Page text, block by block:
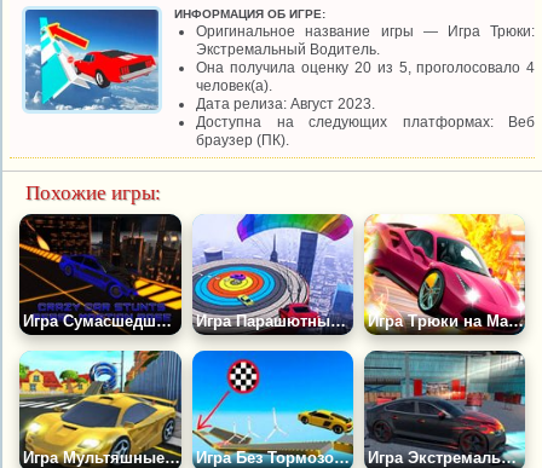
ИНФОРМАЦИЯ ОБ ИГРЕ:
Оригинальное название игры — Игра Трюки:
Экстремальный Водитель.
Она получила оценку 20 из 5, проголосовало 4
человек(а).
Дата релиза: Август 2023.
Доступна на следующих платформах: Веб
браузер (ПК).
Похожие игры:
Игра Сумасшедшие Трюки на Марсианской Базе Игра Парашютные Машины Игра Трюки на Машинах в Космосе
Игра Мультяшные Машины: Трюки на Двоих Игра Без Тормозов: Гонки в Небе Игра Экстремальный Суперкар: Трюковая Езда